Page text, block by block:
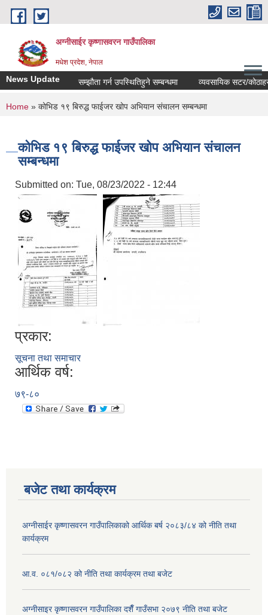
Skip to main content
अग्नीसाईर कृष्णासवरन गाउँपालिका
मधेश प्रदेश, नेपाल
News Update सम्झौता गर्न उपस्थितिहुने सम्बन्धमा व्यवसायिक सटर/
You are here
Home » कोभिड १९ बिरुद्ध फाईजर खोप अभियान संचालन सम्बन्धमा
कोभिड १९ बिरुद्ध फाईजर खोप अभियान संचालन
सम्बन्धमा
Submitted on: Tue, 08/23/2022 - 12:44
प्रकार:
सूचना तथा समाचार
आर्थिक वर्ष:
७९-८०
बजेट तथा कार्यक्रम
अग्नीसाईर कृष्णासवरन गाउँपालिकाको आर्थिक बर्ष २०८३/८४ को नीति तथा
कार्यक्रम
आ.व. ०८१/०८२ को नीति तथा कार्यक्रम तथा बजेट
अग्नीसाइर कृष्णासवरन गाउँपालिका दशैँ गाउँसभा २०७९ नीति तथा बजेट